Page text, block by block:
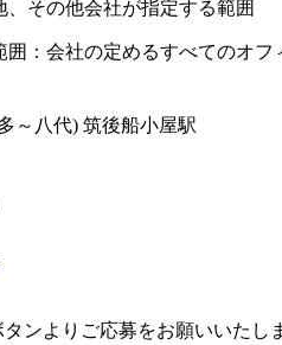
、その他会社が指定する範囲
囲：会社の定めるすべてのオフ
～八代) 筑後船小屋駅
タンよりご応募をお願いいた